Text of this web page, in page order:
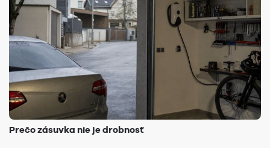
Prečo zásuvka nie je drobnosť